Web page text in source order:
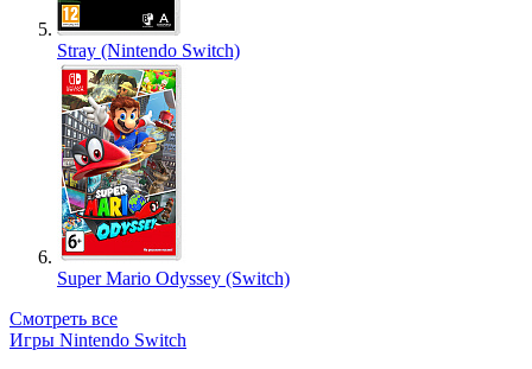
Stray (Nintendo Switch)
Super Mario Odyssey (Switch)
Смотреть все
Игры Nintendo Switch